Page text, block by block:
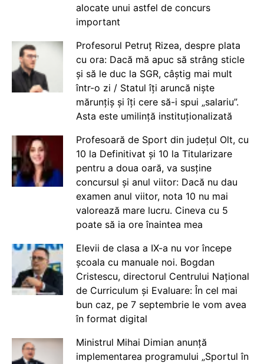
alocate unui astfel de concurs
important
Profesorul Petruț Rizea, despre plata
cu ora: Dacă mă apuc să strâng sticle
și să le duc la SGR, câștig mai mult
într-o zi / Statul îți aruncă niște
mărunțiș și îți cere să-i spui „salariu”.
Asta este umilință instituționalizată
Profesoară de Sport din județul Olt, cu
10 la Definitivat și 10 la Titularizare
pentru a doua oară, va susține
concursul și anul viitor: Dacă nu dau
examen anul viitor, nota 10 nu mai
valorează mare lucru. Cineva cu 5
poate să ia ore înaintea mea
Elevii de clasa a IX-a nu vor începe
școala cu manuale noi. Bogdan
Cristescu, directorul Centrului Național
de Curriculum și Evaluare: În cel mai
bun caz, pe 7 septembrie le vom avea
în format digital
Ministrul Mihai Dimian anunță
implementarea programului „Sportul în